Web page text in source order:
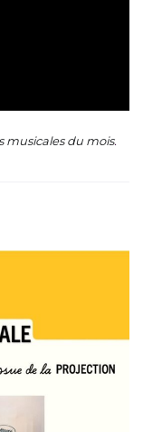
musicales du mois.